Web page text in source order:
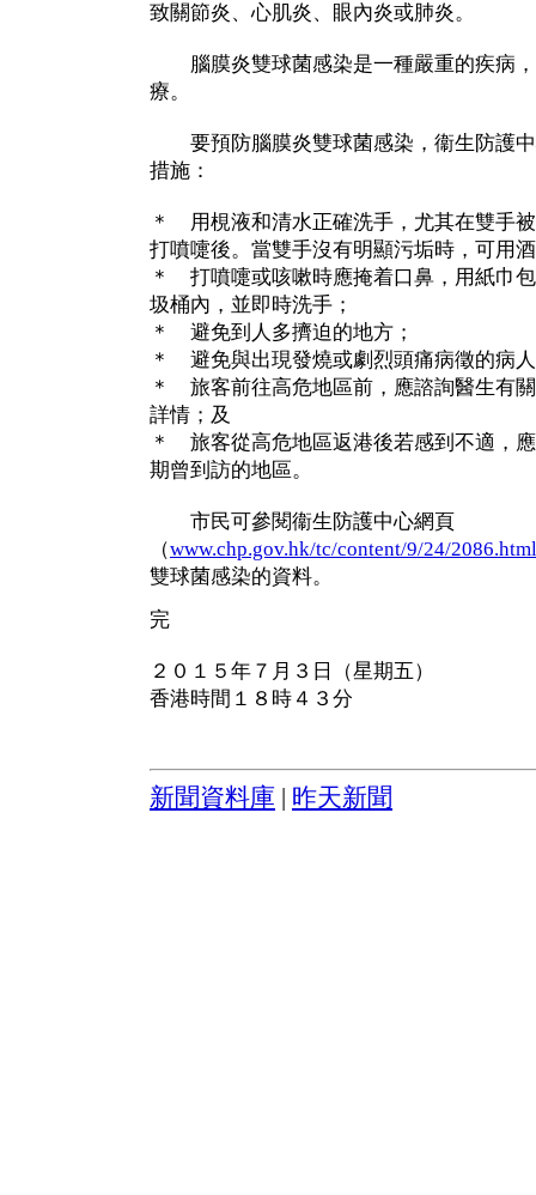
致關節炎、心肌炎、眼內炎或肺炎。
腦膜炎雙球菌感染是一種嚴重的疾病，
療。
要預防腦膜炎雙球菌感染，衞生防護中
措施：
＊ 用梘液和清水正確洗手，尤其在雙手
打噴嚏後。當雙手沒有明顯污垢時，可用
＊ 打噴嚏或咳嗽時應掩着口鼻，用紙巾
圾桶內，並即時洗手；
＊ 避免到人多擠迫的地方；
＊ 避免與出現發燒或劇烈頭痛病徵的病
＊ 旅客前往高危地區前，應諮詢醫生有
詳情；及
＊ 旅客從高危地區返港後若感到不適，
期曾到訪的地區。
市民可參閱衞生防護中心網頁
（www.chp.gov.hk/tc/content/9/24/2086.html
雙球菌感染的資料。
完
２０１５年７月３日（星期五）
香港時間１８時４３分
新聞資料庫 昨天新聞